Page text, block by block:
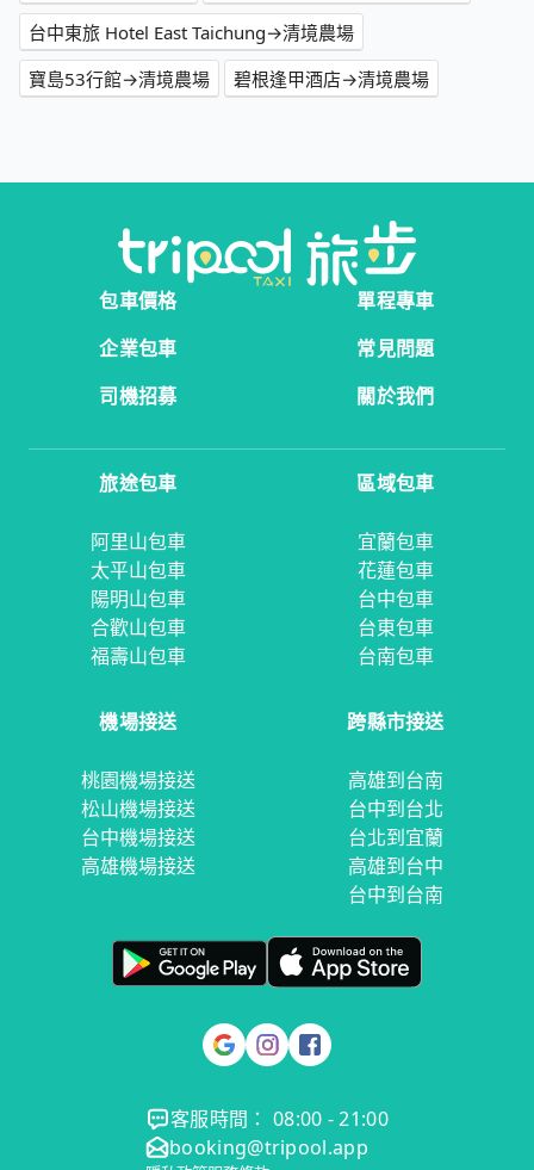
台中東旅 Hotel East Taichung→清境農場
寶島53行館→清境農場
碧根逢甲酒店→清境農場
包車價格
單程專車
企業包車
常見問題
司機招募
關於我們
旅途包車
阿里山包車
太平山包車
陽明山包車
合歡山包車
福壽山包車
區域包車
宜蘭包車
花蓮包車
台中包車
台東包車
台南包車
機場接送
桃園機場接送
松山機場接送
台中機場接送
高雄機場接送
跨縣市接送
高雄到台南
台中到台北
台北到宜蘭
高雄到台中
台中到台南
客服時間： 08:00 - 21:00
booking@tripool.app